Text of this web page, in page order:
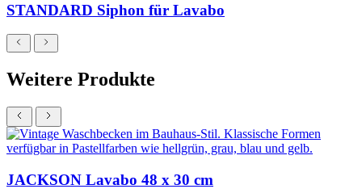
STANDARD Siphon für Lavabo
Weitere Produkte
JACKSON Lavabo 48 x 30 cm